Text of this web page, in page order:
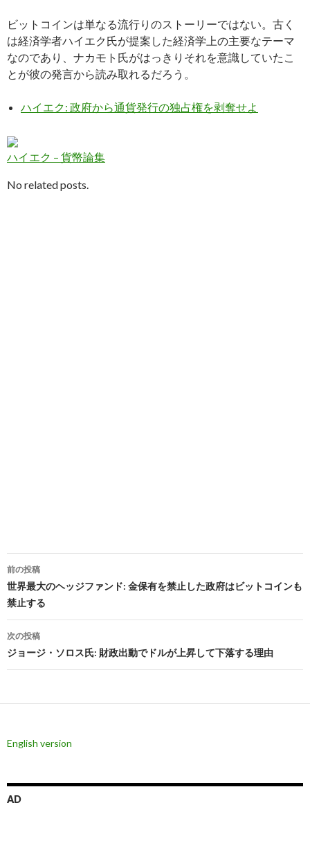
ビットコインは単なる流行りのストーリーではない。古く
は経済学者ハイエク氏が提案した経済学上の主要なテーマ
なのであり、ナカモト氏がはっきりそれを意識していたこ
とが彼の発言から読み取れるだろう。
ハイエク: 政府から通貨発行の独占権を剥奪せよ
ハイエク – 貨幣論集
No related posts.
投
稿
ナ
ビ
ゲ
シ
前の投稿
世界最大のヘッジファンド: 金保有を禁止した政府はビットコインも
禁止する
次の投稿
ジョージ・ソロス氏: 財政出動でドルが上昇して下落する理由
English version
AD